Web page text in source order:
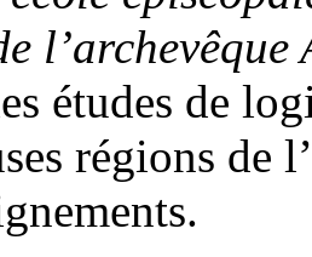
l’archevêque
études de
régions de